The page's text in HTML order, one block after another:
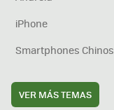
iPhone
Smartphones Chinos
VER MÁS TEMAS